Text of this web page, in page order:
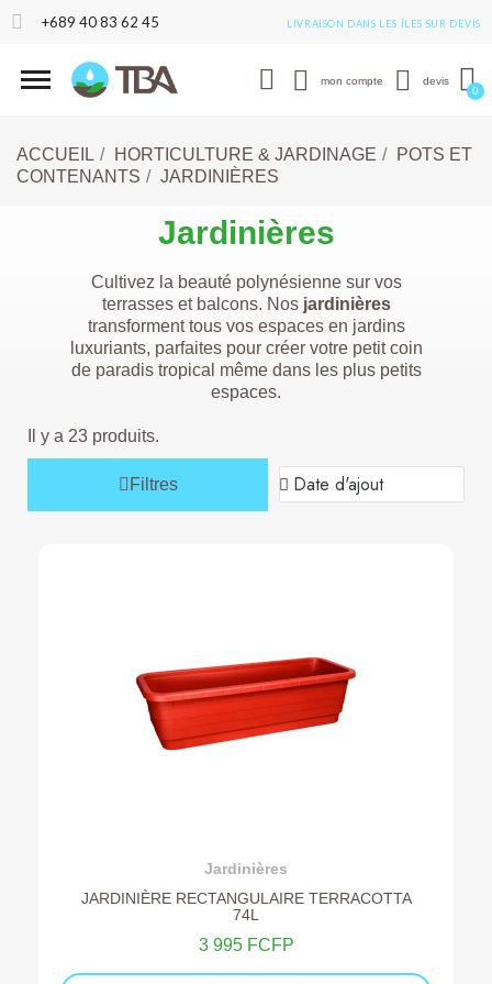
+689 40 83 62 45 LIVRAISON DANS LES ÎLES SUR DEVIS
mon compte devis
ACCUEIL HORTICULTURE & JARDINAGE
POTS ET
CONTENANTS
JARDINIÈRES
Jardinières
Cultivez la beauté polynésienne sur vos
terrasses et balcons. Nos jardinières
transforment tous vos espaces en jardins
luxuriants, parfaites pour créer votre petit coin
de paradis tropical même dans les plus petits
espaces.
Il y a 23 produits.
Filtres
Ajouter au devis
Jardinières
JARDINIÈRE RECTANGULAIRE TERRACOTTA
74L
3 995 FCFP